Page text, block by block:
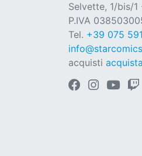
Selvette, 1/bis/
P.IVA
Tel. +39 075
acquisti